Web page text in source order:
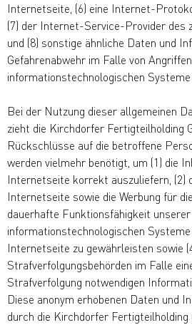
Internetseite, (6) eine Internet-
(7) der Internet-Service-Provider des
und (8) sonstige ähnliche Daten und
Gefahrenabwehr im Falle von
informationstechnologischen Systeme
Bei der Nutzung dieser allgemeinen
zieht die Kirchdorfer Fertigteilholding
Rückschlüsse auf die betroffene
werden vielmehr benötigt, um (1) die
Internetseite korrekt auszuliefern, (2)
Internetseite sowie die Werbung für
dauerhafte Funktionsfähigkeit unserer
informationstechnologischen
Internetseite zu gewährleisten sowie
Strafverfolgungsbehörden im Falle
Strafverfolgung notwendigen
Diese anonym erhobenen Daten und
durch die Kirchdorfer